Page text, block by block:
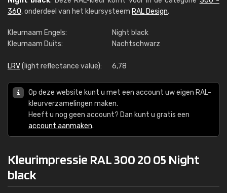
360, onderdeel van het kleursysteem RAL Design.
Kleurnaam Engels:
Night black
Kleurnaam Duits:
Nachtschwarz
LRV(light reflectance value): 6,78
Op deze website kunt u met een account uw eigen RAL-
kleurverzamelingen maken.
Heeft u nog geen account? Dan kunt u gratis een
account aanmaken.
Kleurimpressie RAL 300 20 05 Night
black